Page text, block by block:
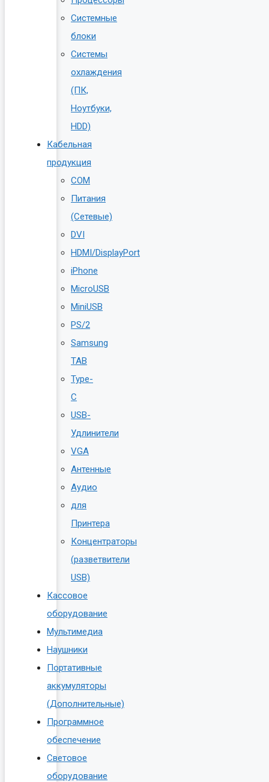
Системные
блоки
Системы
охлаждения
(ПК,
Ноутбуки,
HDD)
Кабельная
продукция
COM
Питания
(Сетевые)
DVI
HDMI/DisplayPort
iPhone
MicroUSB
MiniUSB
PS/2
Samsung
TAB
Type-
C
USB-
Удлинители
VGA
Антенные
Аудио
для
Принтера
Концентраторы
(разветвители
USB)
Кассовое
оборудование
Мультимедиа
Наушники
Портативные
аккумуляторы
(Дополнительные)
Программное
обеспечение
Световое
оборудование